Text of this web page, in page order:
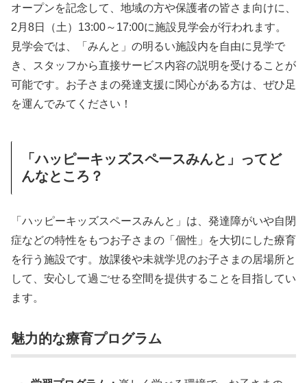
オープンを記念して、地域の方や保護者の皆さま向けに、
2月8日（土）13:00～17:00に施設見学会が行われます。
見学会では、「みんと」の明るい施設内を自由に見学で
き、スタッフから直接サービス内容の説明を受けることが
可能です。お子さまの発達支援に関心がある方は、ぜひ足
を運んでみてください！
「ハッピーキッズスペースみんと」ってど
んなところ？
「ハッピーキッズスペースみんと」は、発達障がいや自閉
症などの特性をもつお子さまの「個性」を大切にした療育
を行う施設です。放課後や未就学児のお子さまの居場所と
して、安心して過ごせる空間を提供することを目指してい
ます。
魅力的な療育プログラム